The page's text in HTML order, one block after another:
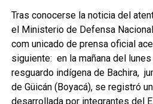
Tras conocerse la noticia del
el Ministerio de Defensa
com unicado de prensa oficial
siguiente: en la mañana del
resguardo indígena de Bachira,
de Güicán (Boyacá), se registró
desarrollada por integrantes del